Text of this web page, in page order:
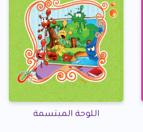
اللوحة المبتسمة